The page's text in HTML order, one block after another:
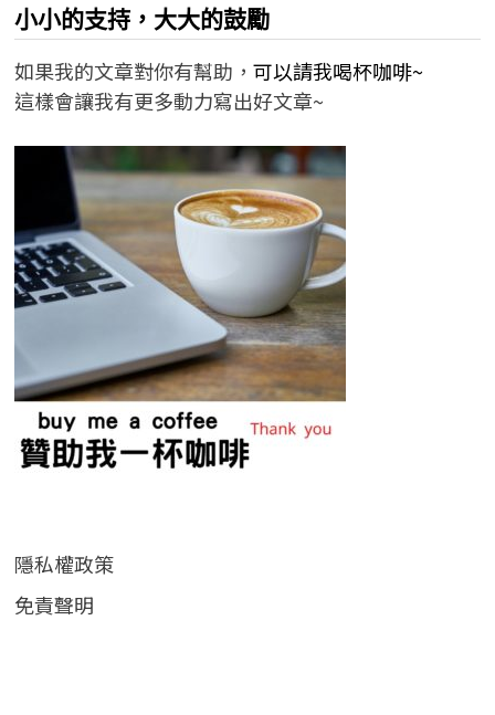
小小的支持，大大的鼓勵
如果我的文章對你有幫助， 可以請我喝杯咖啡~
這樣會讓我有更多動力寫出好文章~
隱私權政策
免責聲明